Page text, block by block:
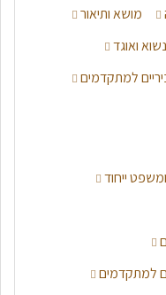
אלה אנו צריכים
לקראת בחינת
מושא ותיאור
ואוגד
למתקדמים
ייחוד
למתקדמים